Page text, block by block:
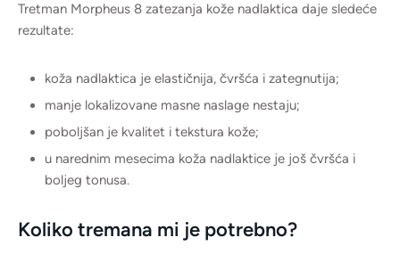
Tretman Morpheus 8 zatezanja kože nadlaktica daje sledeće
rezultate:
koža nadlaktica je elastičnija, čvršća i zategnutija;
manje lokalizovane masne naslage nestaju;
poboljšan je kvalitet i tekstura kože;
u narednim mesecima koža nadlaktice je još čvršća i
boljeg tonusa.
Koliko tremana mi je potrebno?